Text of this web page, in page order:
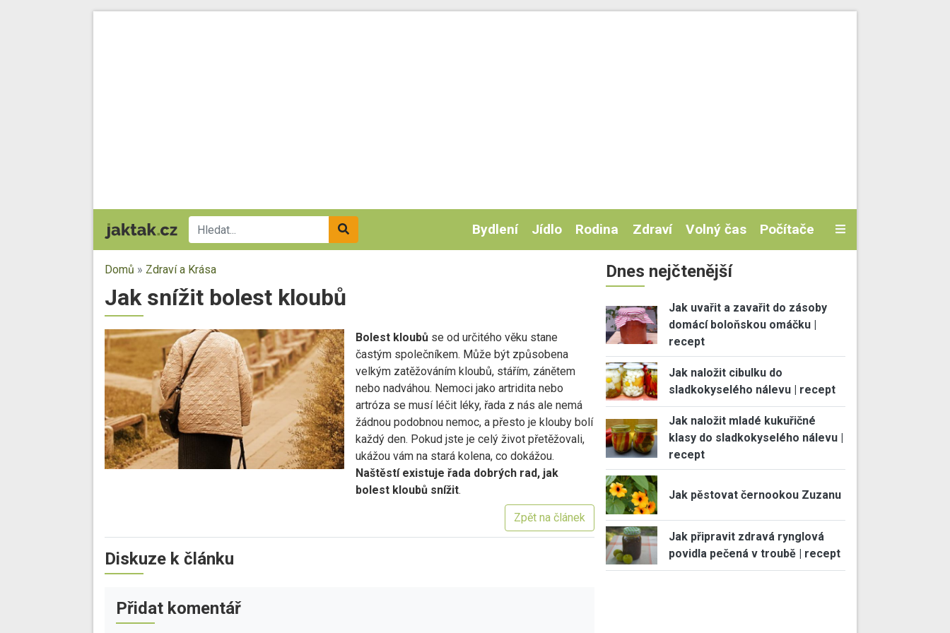
Bydlení Jídlo Rodina Zdraví Volný čas Počítače
Domů » Zdraví a Krása
Jak snížit bolest kloubů
Bolest kloubůse od určitého věku stane
častým společníkem. Může být způsobena
velkým zatěžováním kloubů, stářím, zánětem
nebo nadváhou. Nemoci jako artridita nebo
artróza se musí léčit léky, řada z nás ale nemá
žádnou podobnou nemoc, a přesto je klouby bolí
každý den. Pokud jste je celý život přetěžovali,
ukážou vám na stará kolena, co dokážou.
Naštěstí existuje řada dobrých rad, jak
bolest kloubů snížit.
Zpět na článek
Diskuze k článku
Přidat komentář
Dnes nejčtenější
Jak uvařit a zavařit do zásoby
domácí boloňskou omáčku |
recept
Jak naložit cibulku do
sladkokyselého nálevu | recept
Jak naložit mladé kukuřičné
klasy do sladkokyselého nálevu |
recept
Jak pěstovat černookou Zuzanu
Jak připravit zdravá rynglová
povidla pečená v troubě | recept